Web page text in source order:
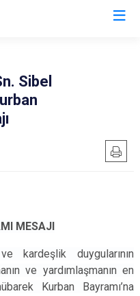
Sibel
MESAJI
kardeşlik duygularının
ve yardımlaşmanın en
Kurban Bayramı’na